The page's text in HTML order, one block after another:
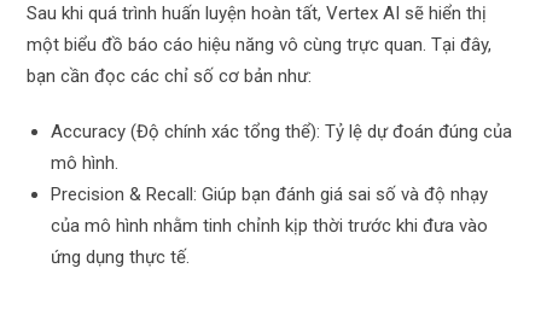
Sau khi quá trình huấn luyện hoàn tất, Vertex AI sẽ hiển thị
một biểu đồ báo cáo hiệu năng vô cùng trực quan. Tại đây,
bạn cần đọc các chỉ số cơ bản như:
Accuracy (Độ chính xác tổng thể): Tỷ lệ dự đoán đúng của
mô hình.
Precision & Recall: Giúp bạn đánh giá sai số và độ nhạy
của mô hình nhằm tinh chỉnh kịp thời trước khi đưa vào
ứng dụng thực tế.